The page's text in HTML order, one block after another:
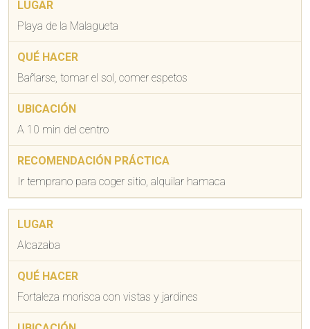
Playa de la Malagueta
Bañarse, tomar el sol, comer espetos
A 10 min del centro
Ir temprano para coger sitio, alquilar hamaca
Alcazaba
Fortaleza morisca con vistas y jardines